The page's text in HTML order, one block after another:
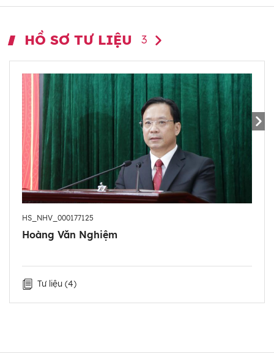
tỉnh Lạng Sơn.
lịch, Sở Thương mại và Du lịch tỉnh Lạng Sơn.
- 7/1999 - 5/2004: Trưởng phòng Quản lý Du lịch, Sở
Thương mại và Du lịch tỉnh Lạng Sơn.
- 6/2004 - 11/2006: Phó Chủ tịch UBND huyện Bình
Gia, tỉnh Lạng Sơn.
- 12/2006 - 3/2008: Phó Giám đốc Sở Thương mại
và Du lịch tỉnh Lạng Sơn.
- 4/2008 - 7/2010: Phó Giám đốc Sở Văn hóa, Thể
thao và Du lịch tỉnh Lạng Sơn.
- 7/2010 - 9/2010: Chánh Văn phòng Tỉnh ủy Lạng
- 10/2010 - 3/2012: Ủy viên Ban Chấp hành Đảng
bộ tỉnh, Chánh Văn phòng Tỉnh ủy Lạng Sơn.
tỉnh, Bí thư Đảng ủy Khối các cơ quan tỉnh Lạng
Sơn.
HỒ SƠ TƯ LIỆU 3
HS_NHV_000177125
Hoàng Văn Nghiệm
Tư liệu (4)